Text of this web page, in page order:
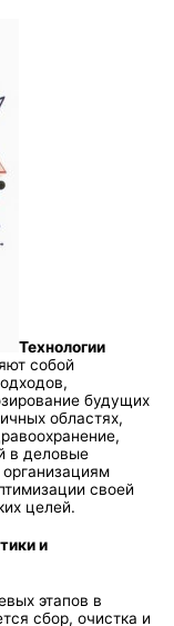
Технологии
собой
будущих
областях,
в деловые
своей
целей.
и
этапов в
сбор, очистка и